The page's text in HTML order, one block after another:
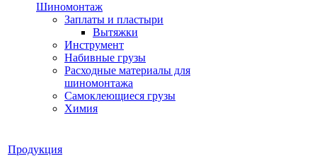
Шиномонтаж
Заплаты и пластыри
Вытяжки
Инструмент
Набивные грузы
Расходные материалы для
шиномонтажа
Самоклеющиеся грузы
Химия
Продукция